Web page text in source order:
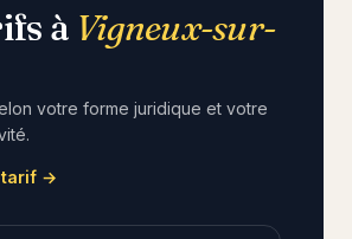
à Vigneux-sur-
votre forme juridique et votre
tarif →